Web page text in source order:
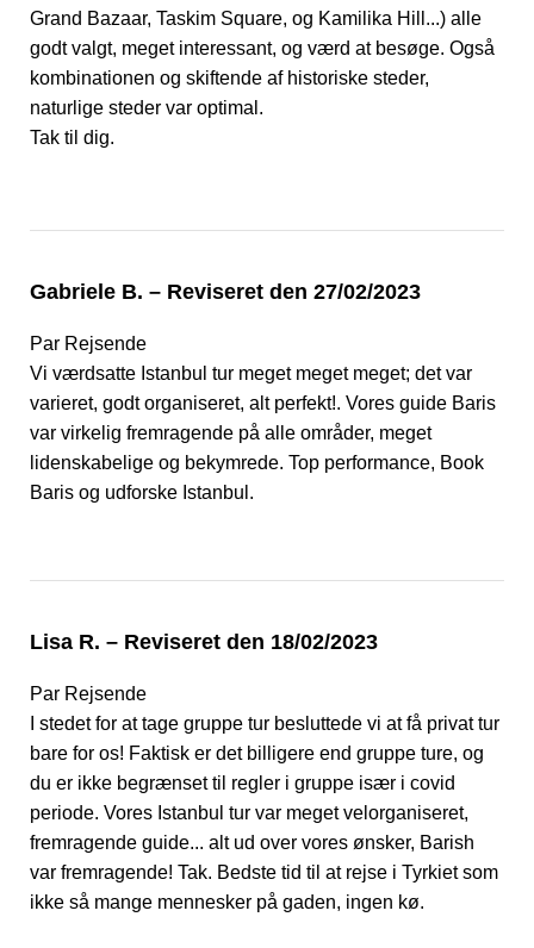
Grand Bazaar, Taskim Square, og Kamilika Hill...) alle
godt valgt, meget interessant, og værd at besøge. Også
kombinationen og skiftende af historiske steder,
naturlige steder var optimal.
Tak til dig.
Gabriele B. – Reviseret den 27/02/2023
Par Rejsende
Vi værdsatte Istanbul tur meget meget meget; det var
varieret, godt organiseret, alt perfekt!. Vores guide Baris
var virkelig fremragende på alle områder, meget
lidenskabelige og bekymrede. Top performance, Book
Baris og udforske Istanbul.
Lisa R. – Reviseret den 18/02/2023
Par Rejsende
I stedet for at tage gruppe tur besluttede vi at få privat tur
bare for os! Faktisk er det billigere end gruppe ture, og
du er ikke begrænset til regler i gruppe især i covid
periode. Vores Istanbul tur var meget velorganiseret,
fremragende guide... alt ud over vores ønsker, Barish
var fremragende! Tak. Bedste tid til at rejse i Tyrkiet som
ikke så mange mennesker på gaden, ingen kø.